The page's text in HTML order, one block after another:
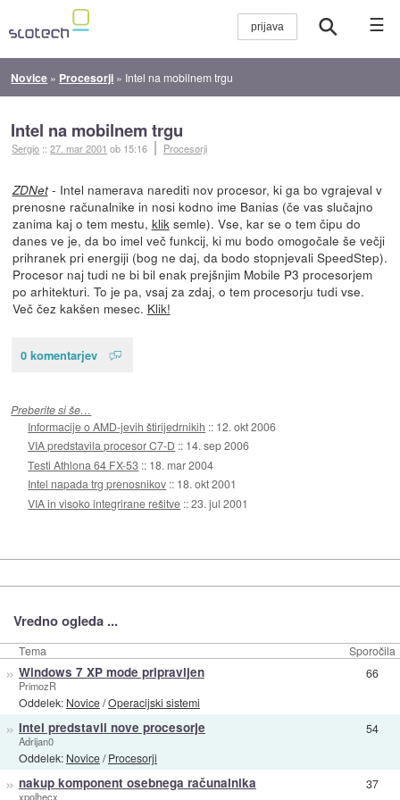
☰
Novice » Procesorji » Intel na mobilnem trgu
Intel na mobilnem trgu
Sergio ::27. mar 2001 ob 15:16 Procesorji
ZDNet- Intel namerava narediti nov procesor, ki ga bo vgrajeval v
prenosne računalnike in nosi kodno ime Banias (če vas slučajno
zanima kaj o tem mestu, klik semle). Vse, kar se o tem čipu do
danes ve je, da bo imel več funkcij, ki mu bodo omogočale še večji
prihranek pri energiji (bog ne daj, da bodo stopnjevali SpeedStep).
Procesor naj tudi ne bi bil enak prejšnjim Mobile P3 procesorjem
po arhitekturi. To je pa, vsaj za zdaj, o tem procesorju tudi vse.
Več čez kakšen mesec. Klik!
0 komentarjev
Preberite si še…
Informacije o AMD-jevih štirijedrnikih :: 12. okt 2006
VIA predstavila procesor C7-D :: 14. sep 2006
Testi Athlona 64 FX-53 :: 18. mar 2004
Intel napada trg prenosnikov :: 18. okt 2001
VIA in visoko integrirane rešitve ::23. jul 2001
Vredno ogleda ...
Tema Sporočila
» Windows 7 XP mode pripravljen
PrimozR
Oddelek: Novice/Operacijski sistemi
66
» Intel predstavil nove procesorje
Adrijan0
Oddelek: Novice/Procesorji
54
» nakup komponent osebnega računalnika
xpolhecx
37